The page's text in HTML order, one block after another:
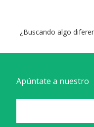
¿Buscando algo
Apúntate a nuestro